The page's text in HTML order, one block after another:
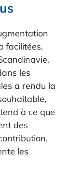
facilitées,
les
a rendu la
à ce que
des
les